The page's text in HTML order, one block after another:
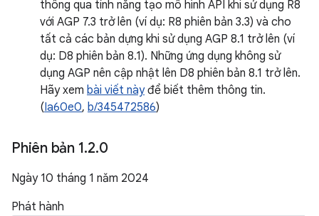
thông qua tính năng tạo mô hình API khi sử dụng R8
với AGP 7.3 trở lên (ví dụ: R8 phiên bản 3.3) và cho
tất cả các bản dựng khi sử dụng AGP 8.1 trở lên (ví
dụ: D8 phiên bản 8.1). Những ứng dụng không sử
dụng AGP nên cập nhật lên D8 phiên bản 8.1 trở lên.
Hãy xem bài viết nàyđể biết thêm thông tin.
(Ia60e0, b/345472586)
Phiên bản 1.2.0
Ngày 10 tháng 1 năm 2024
Phát hành